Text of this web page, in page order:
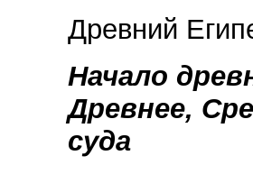
Древний
Начало
Древнее,
суда